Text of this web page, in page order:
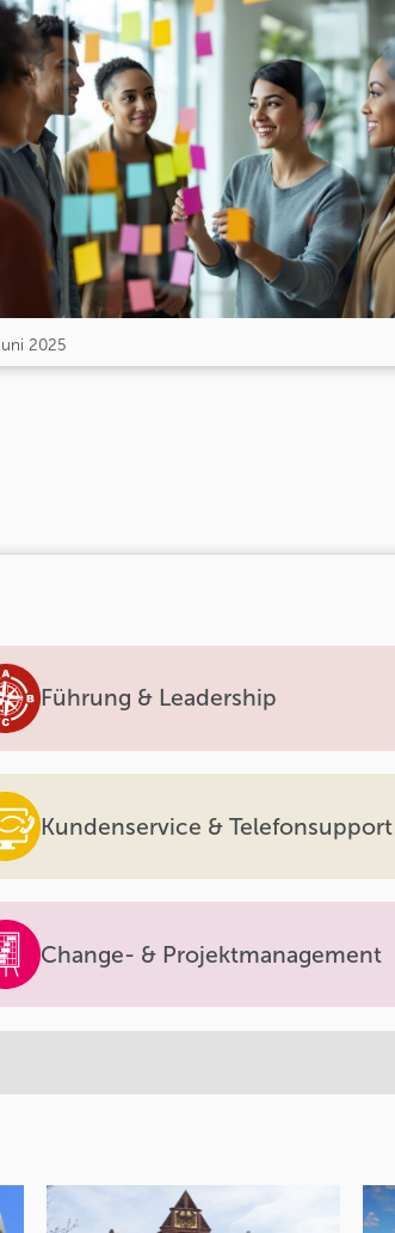
2025
Führung & Leadership
Kundenservice & Telefonsupport
Change- & Projektmanagement